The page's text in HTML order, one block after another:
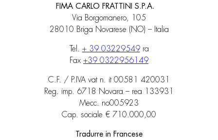
FIMA CARLO FRATTINI S.P.A.
Via Borgomanero, 105
28010 Briga Novarese (NO) – Italia
Tel. + 39 03229549ra
Fax +39 0322956149
C.F. / P.IVA vat n. it 00581 420031
Reg. imp. 6718 Novara – rea 133931
Mecc. no005923
Cap. sociale € 710.000,00
Tradurre in Francese